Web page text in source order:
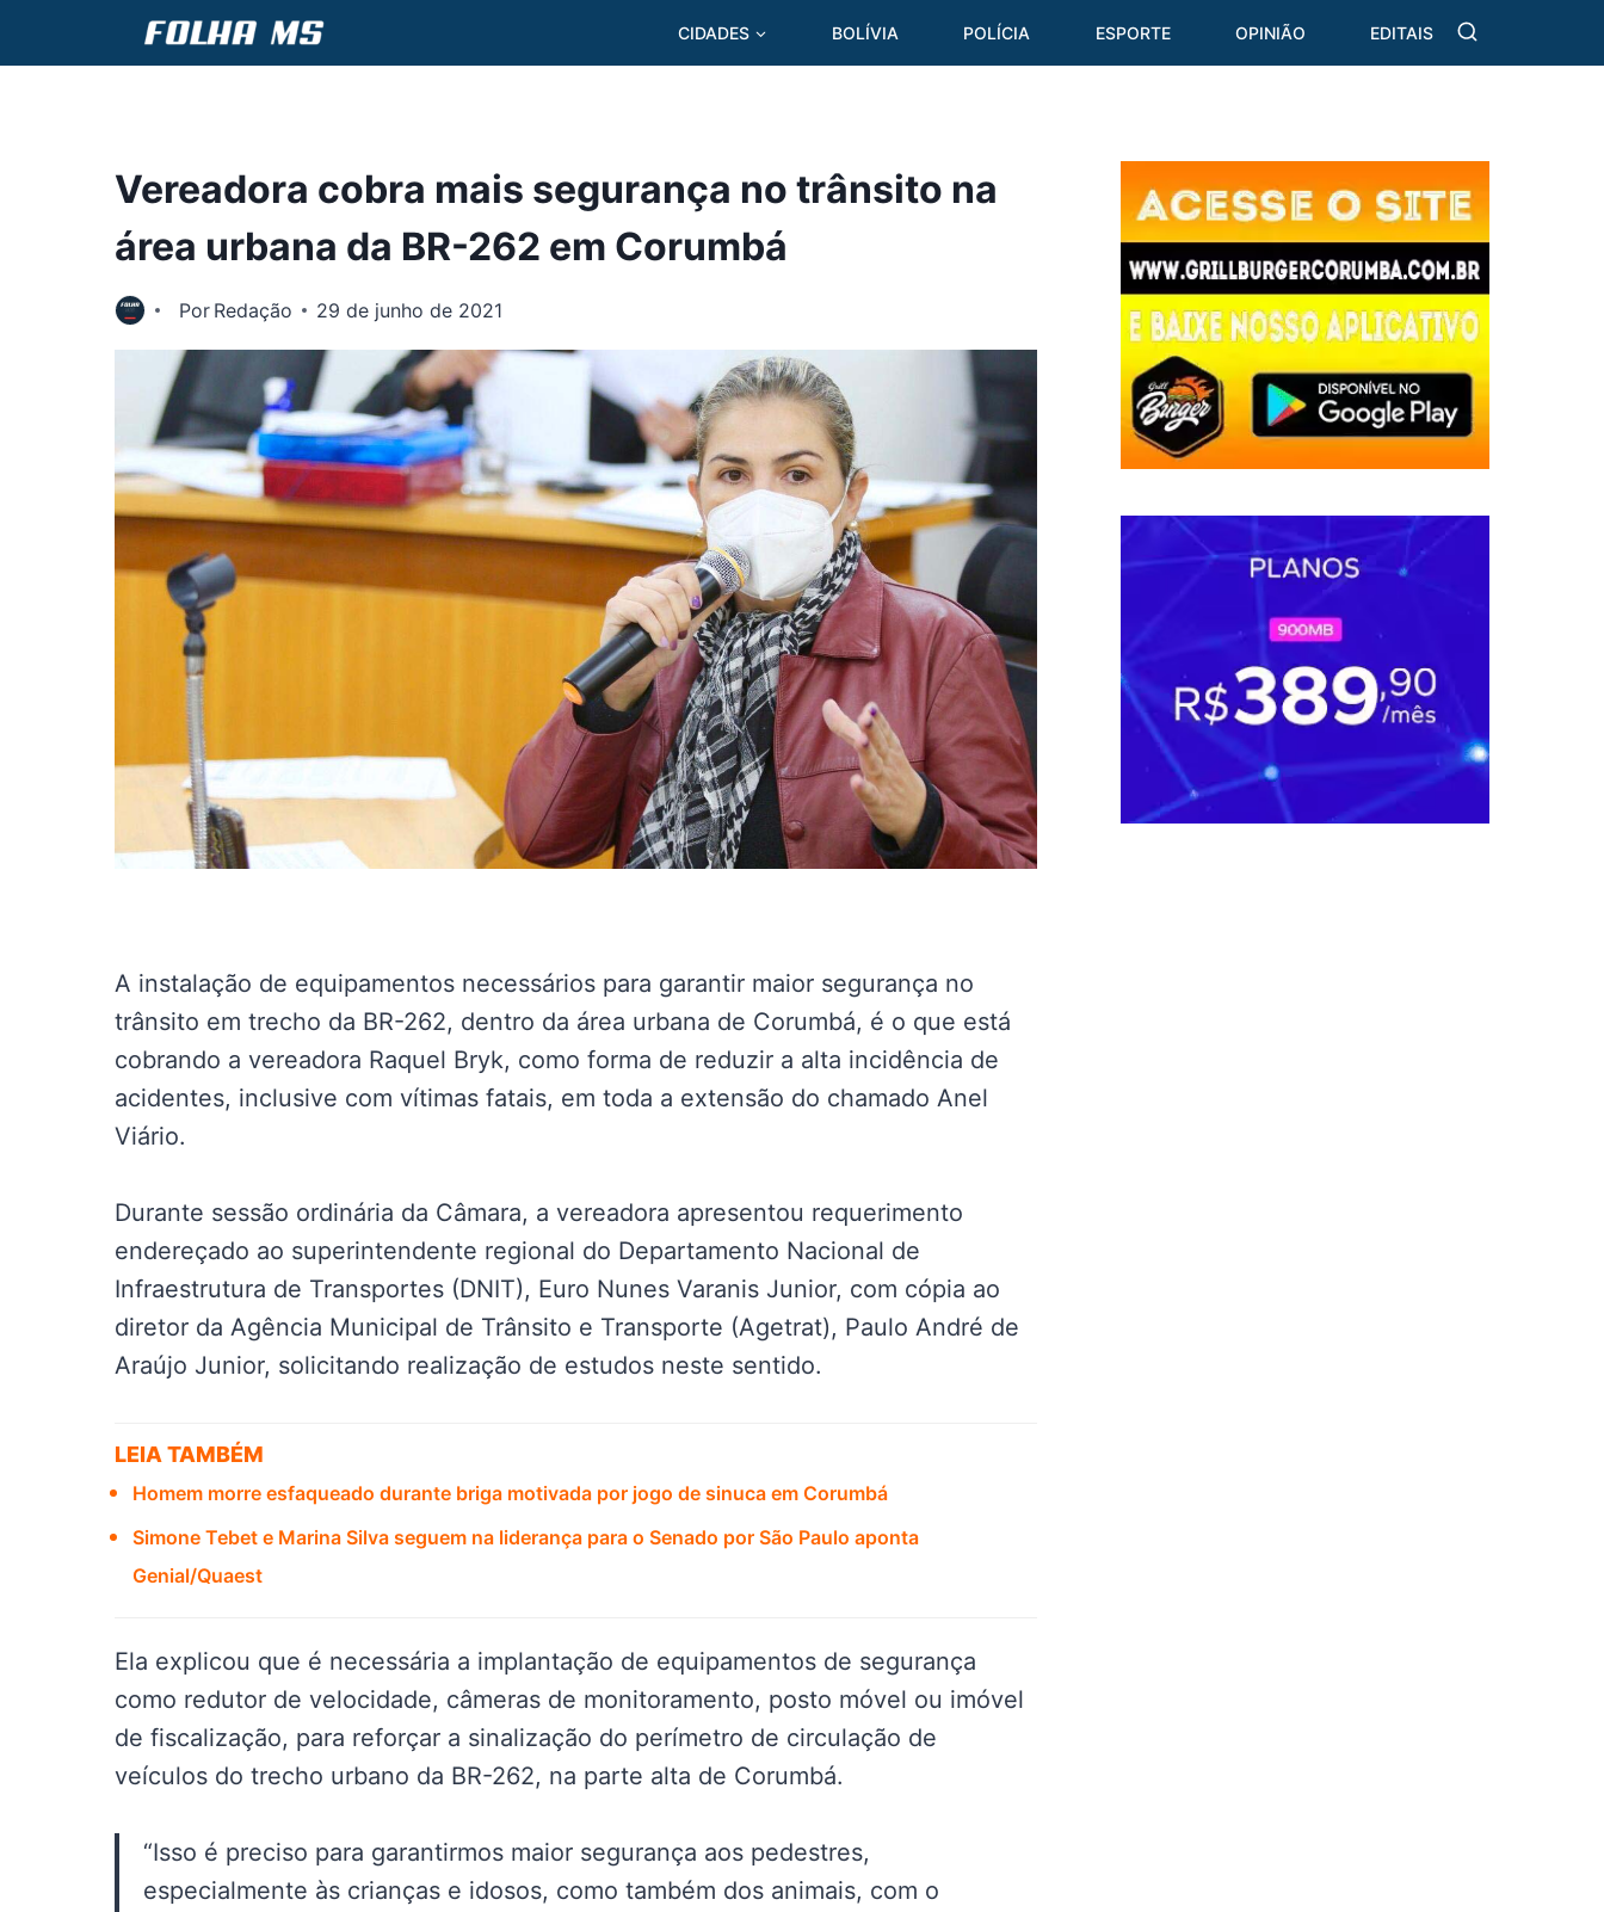
CIDADES BOLÍVIA POLÍCIA ESPORTE OPINIÃO EDITAIS
Vereadora cobra mais segurança no trânsito na
área urbana da BR-262 em Corumbá
Por Redação 29 de junho de 2021
A instalação de equipamentos necessários para garantir maior segurança no
trânsito em trecho da BR-262, dentro da área urbana de Corumbá, é o que está
cobrando a vereadora Raquel Bryk, como forma de reduzir a alta incidência de
acidentes, inclusive com vítimas fatais, em toda a extensão do chamado Anel
Viário.
Durante sessão ordinária da Câmara, a vereadora apresentou requerimento
endereçado ao superintendente regional do Departamento Nacional de
Infraestrutura de Transportes (DNIT), Euro Nunes Varanis Junior, com cópia ao
diretor da Agência Municipal de Trânsito e Transporte (Agetrat), Paulo André de
Araújo Junior, solicitando realização de estudos neste sentido.
LEIA TAMBÉM
Homem morre esfaqueado durante briga motivada por jogo de sinuca em Corumbá
Simone Tebet e Marina Silva seguem na liderança para o Senado por São Paulo aponta
Genial/Quaest
Ela explicou que é necessária a implantação de equipamentos de segurança
como redutor de velocidade, câmeras de monitoramento, posto móvel ou imóvel
de fiscalização, para reforçar a sinalização do perímetro de circulação de
veículos do trecho urbano da BR-262, na parte alta de Corumbá.
“Isso é preciso para garantirmos maior segurança aos pedestres,
especialmente às crianças e idosos, como também dos animais, com o